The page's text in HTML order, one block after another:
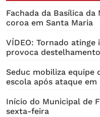
Fachada da Basílica
coroa em Santa Maria
VÍDEO: Tornado
provoca
Seduc mobiliza equipe
escola após ataque em
Início do Municipal de
sexta-feira